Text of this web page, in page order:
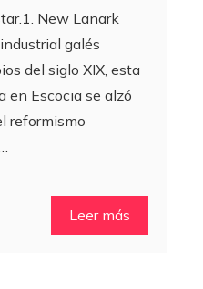
New Lanark
galés
del siglo XIX, esta
en Escocia se alzó
reformismo
Leer más